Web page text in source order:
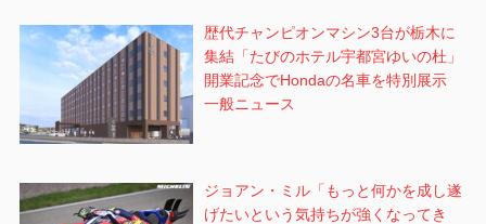
歴代チャンピオンマシン3台が栃木に
集結「たびのホテル宇都宮ゆいの杜」
開業記念でHondaの名車を特別展示
一般ニュース
ジョアン・ミル「もっと何かを成し遂
げたいという気持ちが強くなってき